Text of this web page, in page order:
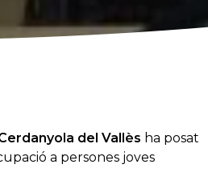
del Vallès ha posat
a persones joves